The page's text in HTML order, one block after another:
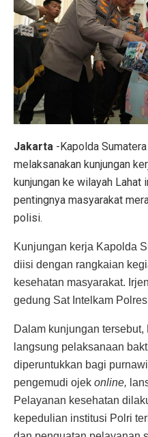
Jakarta -Kapolda
melaksanakan kunjungan
kunjungan ke wilayah Lahat
pentingnya masyarakat
polisi.
Kunjungan kerja Kapolda
diisi dengan rangkaian
kesehatan masyarakat.
gedung Sat Intelkam
Dalam kunjungan
langsung pelaksanaan
diperuntukkan bagi
pengemudi ojek online,
Pelayanan kesehatan
kepedulian institusi Polri